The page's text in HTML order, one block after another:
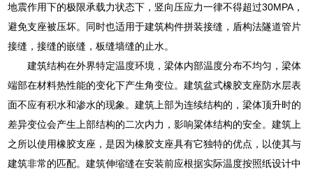
地震作用下的极限承载力状态下，竖向压应力一律不得超过30MPA，
避免支座被压坏。同时也适用于建筑构件拼装接缝，盾构法隧道管片
接缝，接缝的嵌缝，板缝墙缝的止水。
建筑结构在外界特定温度环境，梁体内部温度分布不均匀，梁体
端部在材料热性能的变化下产生角变位。建筑盆式橡胶支座防水层表
面不应有积水和渗水的现象。建筑上部为连续结构的，梁体顶升时的
差异变位会产生上部结构的二次内力，影响粱体结构的安全。建筑上
之所以使用橡胶支座，是因为橡胶支座具有它独特的优点，以使其与
建筑非常的匹配。建筑伸缩缝在安装前应根据实际温度按照纸设计中